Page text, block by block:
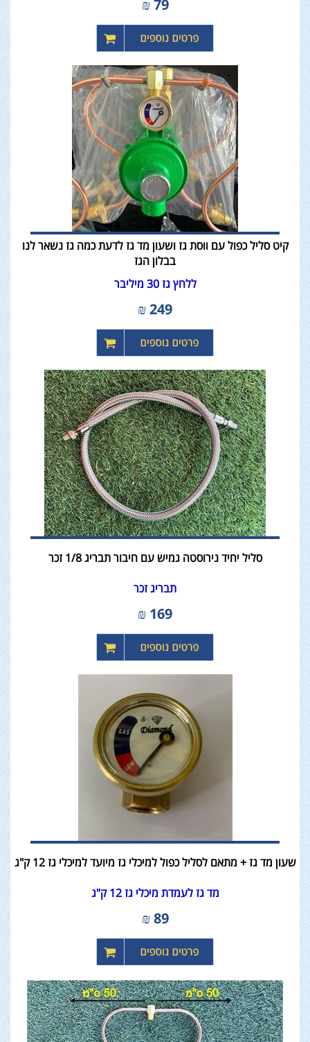
79
₪
קיט סליל כפול עם ווסת גז ושעון מד גז לדעת כמה גז נשאר לנו
בבלון הגז
ללחץ גז 30 מיליבר
249
₪
סליל יחיד נירוסטה גמיש עם חיבור תבריג 1/8 זכר
תבריג זכר
169
₪
שעון מד גז + מתאם לסליל כפול למיכלי גז מיועד למיכלי גז 12 ק"ג
מד גז לעמדת מיכלי גז 12 ק"ג
89
₪